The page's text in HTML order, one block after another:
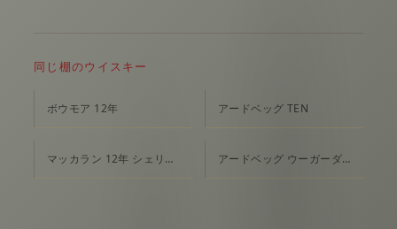
同じ棚のウイスキー
ボウモア 12年 アードベッグ TEN
マッカラン 12年 シェリーオークカスク アードベッグ ウーガーダール